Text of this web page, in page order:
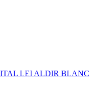
LEI ALDIR BLANC